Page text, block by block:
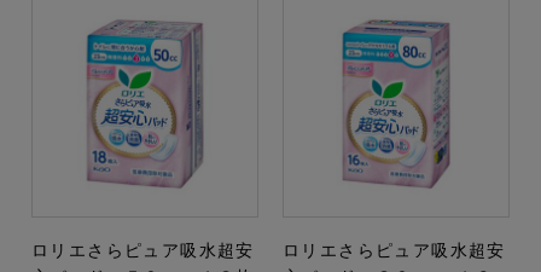
ロリエさらピュア吸水超安
ロリエさらピュア吸水超安